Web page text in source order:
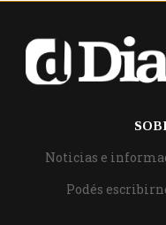
Noticias e
Podés